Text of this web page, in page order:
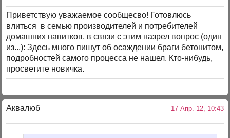
Приветствую уважаемое сообщесво! Готовлюсь
влиться в семью производителей и потребителей
домашних напитков, в связи с этим назрел вопрос (один
из...): Здесь много пишут об осаждении браги бетонитом,
подробностей самого процесса не нашел. Кто-нибудь,
просветите новичка.
Аквалюб 17 Апр. 12, 10:43